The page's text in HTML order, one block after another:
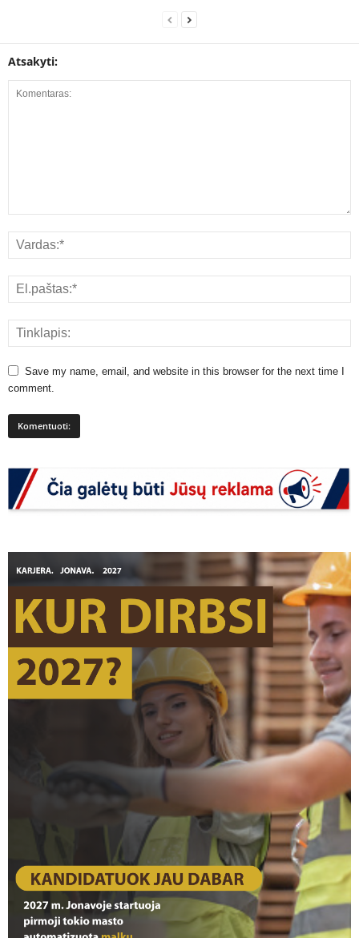
Atsakyti:
Save my name, email, and website in this browser for the next time I
comment.